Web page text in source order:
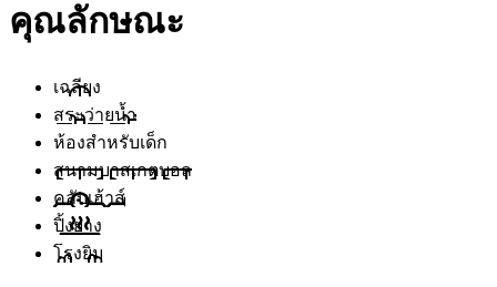
คุณลักษณะ
เฉลียง
สระว่ายน้ำ
ห้องสำหรับเด็ก
สนามบาสเกตบอล
คลับเฮ้าส์
ปิ้งย่าง
โรงยิม